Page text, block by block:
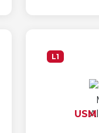
L1